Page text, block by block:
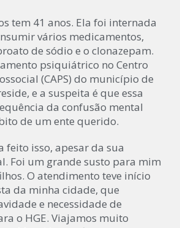
tem 41 anos. Ela foi internada
vários medicamentos,
de sódio e o clonazepam.
psiquiátrico no Centro
(CAPS) do município de
e a suspeita é que essa
da confusão mental
de um ente querido.
feito isso, apesar da sua
Foi um grande susto para mim
O atendimento teve início
da minha cidade, que
e necessidade de
o HGE. Viajamos muito